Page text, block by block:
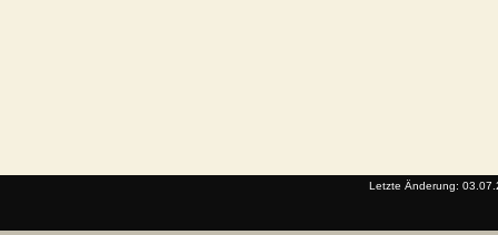
Letzte Änderung: